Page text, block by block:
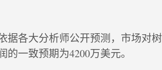
据各大分析师公开预测，市场对
一致预期为4200万美元。